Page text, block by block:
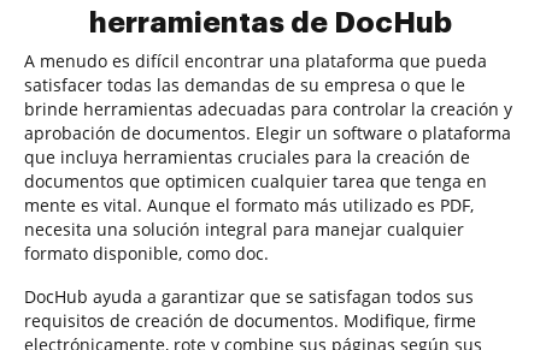
herramientas de DocHub
A menudo es difícil encontrar una plataforma que pueda
satisfacer todas las demandas de su empresa o que le
brinde herramientas adecuadas para controlar la creación y
aprobación de documentos. Elegir un software o plataforma
que incluya herramientas cruciales para la creación de
documentos que optimicen cualquier tarea que tenga en
mente es vital. Aunque el formato más utilizado es PDF,
necesita una solución integral para manejar cualquier
formato disponible, como doc.
DocHub ayuda a garantizar que se satisfagan todos sus
requisitos de creación de documentos. Modifique, firme
electrónicamente, rote y combine sus páginas según sus